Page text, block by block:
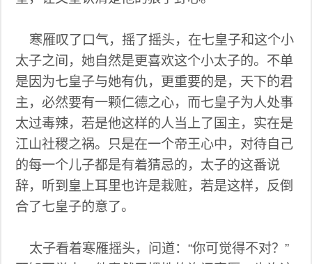
寒雁叹了口气，摇了摇头，在七皇子和这个小
太子之间，她自然是更喜欢这个小太子的。不单
是因为七皇子与她有仇，更重要的是，天下的君
主，必然要有一颗仁德之心，而七皇子为人处事
太过毒辣，若是他这样的人当上了国主，实在是
江山社稷之祸。只是在一个帝王心中，对待自己
的每一个儿子都是有着猜忌的，太子的这番说
辞，听到皇上耳里也许是栽赃，若是这样，反倒
合了七皇子的意了。
太子看着寒雁摇头，问道：“你可觉得不对？”